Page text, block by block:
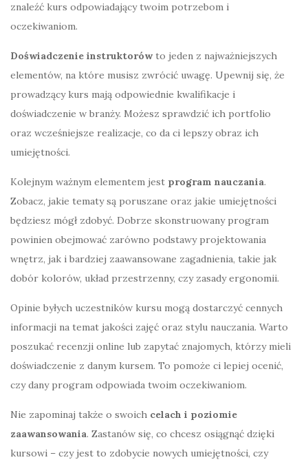
znaleźć kurs odpowiadający twoim potrzebom i
oczekiwaniom.
Doświadczenie instruktorów to jeden z najważniejszych
elementów, na które musisz zwrócić uwagę. Upewnij się, że
prowadzący kurs mają odpowiednie kwalifikacje i
doświadczenie w branży. Możesz sprawdzić ich portfolio
oraz wcześniejsze realizacje, co da ci lepszy obraz ich
umiejętności.
Kolejnym ważnym elementem jest program nauczania.
Zobacz, jakie tematy są poruszane oraz jakie umiejętności
będziesz mógł zdobyć. Dobrze skonstruowany program
powinien obejmować zarówno podstawy projektowania
wnętrz, jak i bardziej zaawansowane zagadnienia, takie jak
dobór kolorów, układ przestrzenny, czy zasady ergonomii.
Opinie byłych uczestników kursu mogą dostarczyć cennych
informacji na temat jakości zajęć oraz stylu nauczania. Warto
poszukać recenzji online lub zapytać znajomych, którzy mieli
doświadczenie z danym kursem. To pomoże ci lepiej ocenić,
czy dany program odpowiada twoim oczekiwaniom.
Nie zapominaj także o swoich celach i poziomie
zaawansowania. Zastanów się, co chcesz osiągnąć dzięki
kursowi – czy jest to zdobycie nowych umiejętności, czy